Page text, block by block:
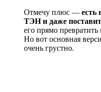
Отмечу плюс — есть
ТЭН и даже
его прямо превратить
Но вот основная
очень грустно.